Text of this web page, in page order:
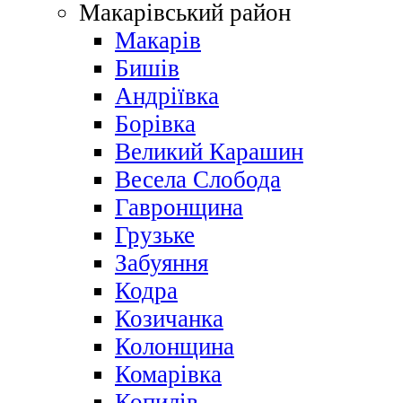
Макарівський район
Макарів
Бишів
Андріївка
Борівка
Великий Карашин
Весела Слобода
Гавронщина
Грузьке
Забуяння
Кодра
Козичанка
Колонщина
Комарівка